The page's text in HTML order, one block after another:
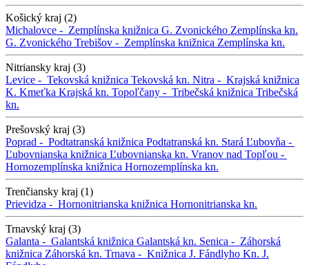
Košický kraj (2)
Michalovce - Zemplínska knižnica G. Zvonického Zemplínska kn.
G. Zvonického Trebišov - Zemplínska knižnica Zemplínska kn.
Nitriansky kraj (3)
Levice - Tekovská knižnica Tekovská kn. Nitra - Krajská knižnica
K. Kmeťka Krajská kn. Topoľčany - Tribečská knižnica Tribečská
kn.
Prešovský kraj (3)
Poprad - Podtatranská knižnica Podtatranská kn. Stará Ľubovňa -
Ľubovnianska knižnica Ľubovnianska kn. Vranov nad Topľou -
Hornozemplínska knižnica Hornozemplínska kn.
Trenčiansky kraj (1)
Prievidza - Hornonitrianska knižnica Hornonitrianska kn.
Trnavský kraj (3)
Galanta - Galantská knižnica Galantská kn. Senica - Záhorská
knižnica Záhorská kn. Trnava - Knižnica J. Fándlyho Kn. J.